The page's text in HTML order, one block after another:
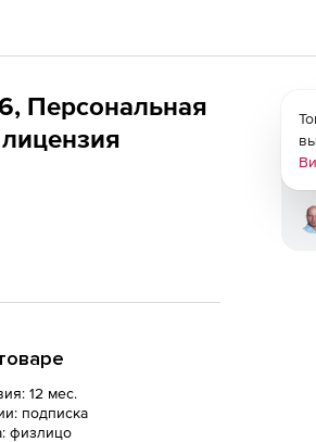
Персональная
12 мес.
подписка
физлицо